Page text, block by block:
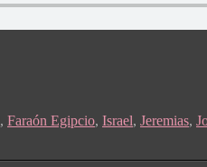
, Faraón Egipcio, Israel, Jeremias,